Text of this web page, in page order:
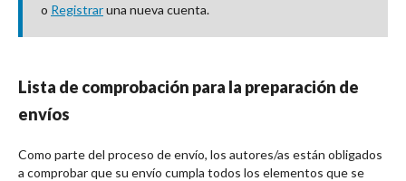
o Registraruna nueva cuenta.
Lista de comprobación para la preparación de
envíos
Como parte del proceso de envío, los autores/as están obligados
a comprobar que su envío cumpla todos los elementos que se